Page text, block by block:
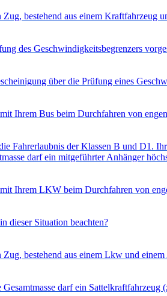
bestehend aus einem Kraftfahrzeug
des Geschwindigkeitsbegrenzers
über die Prüfung eines
Ihrem Bus beim Durchfahren von
Fahrerlaubnis der Klassen B und D1.
darf ein mitgeführter Anhänger
mit Ihrem LKW beim Durchfahren von
dieser Situation beachten?
bestehend aus einem Lkw und
Gesamtmasse darf ein